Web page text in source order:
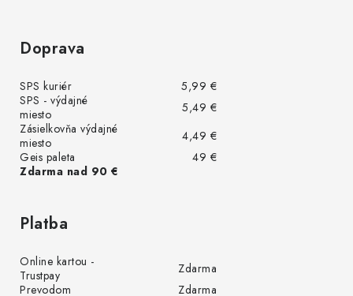
Doprava
SPS kuriér
5,99 €
SPS - výdajné
miesto
5,49 €
Zásielkovňa výdajné
miesto
4,49 €
Geis paleta
49 €
Zdarma nad 90 €
Platba
Online kartou -
Trustpay
Zdarma
Prevodom
Zdarma